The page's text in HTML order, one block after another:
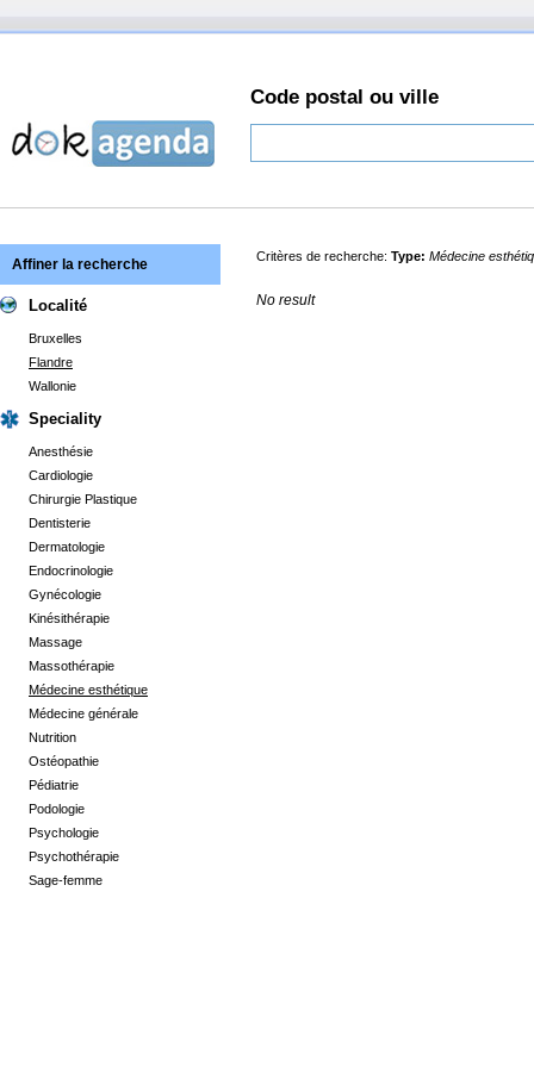
Code postal ou ville
Affiner la recherche
Localité
Bruxelles
Flandre
Wallonie
Speciality
Anesthésie
Cardiologie
Chirurgie Plastique
Dentisterie
Dermatologie
Endocrinologie
Gynécologie
Kinésithérapie
Massage
Massothérapie
Médecine esthétique
Médecine générale
Nutrition
Ostéopathie
Pédiatrie
Podologie
Psychologie
Psychothérapie
Sage-femme
Critères de recherche: Type: Médecine
No result